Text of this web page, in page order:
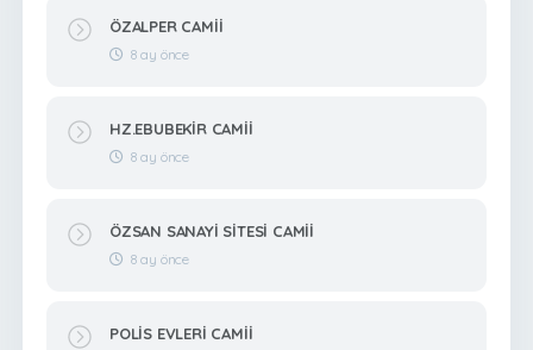
ÖZALPER CAMİİ
8 ay önce
HZ.EBUBEKİR CAMİİ
8 ay önce
ÖZSAN SANAYİ SİTESİ CAMİİ
8 ay önce
POLİS EVLERİ CAMİİ